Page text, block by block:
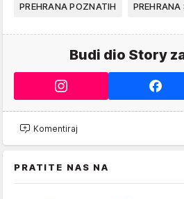
PREHRANA POZNATIH PREHRANA
Budi dio Story
Komentiraj
PRATITE NAS NA